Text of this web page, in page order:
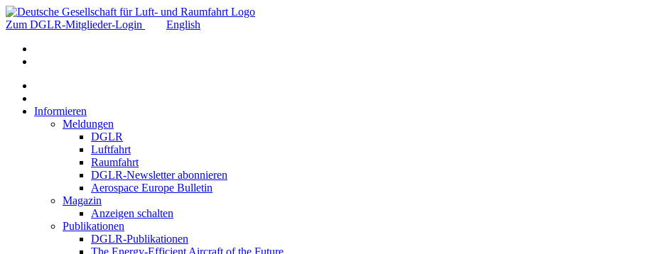
Zum DGLR-Mitglieder-Login English
Informieren
Meldungen
DGLR
Luftfahrt
Raumfahrt
DGLR-Newsletter abonnieren
Aerospace Europe Bulletin
Magazin
Anzeigen schalten
Publikationen
DGLR-Publikationen
The Energy-Efficient Aircraft of the Future